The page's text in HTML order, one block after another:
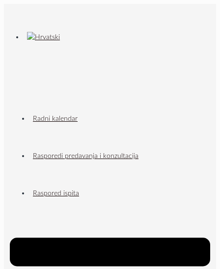
Radni kalendar
Rasporedi predavanja i konzultacija
Raspored ispita